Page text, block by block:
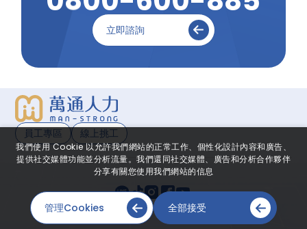
立即諮詢
員工專區 線上挑工
© 2026 © MAN-STRONG All Rights Reserved. iBest
我們使用 Cookie 以允許我們網站的正常工作、個性化設計內容和廣告、
提供社交媒體功能並分析流量。我們還同社交媒體、廣告和分析合作夥伴
分享有關您使用我們網站的信息
管理Cookies 全部接受